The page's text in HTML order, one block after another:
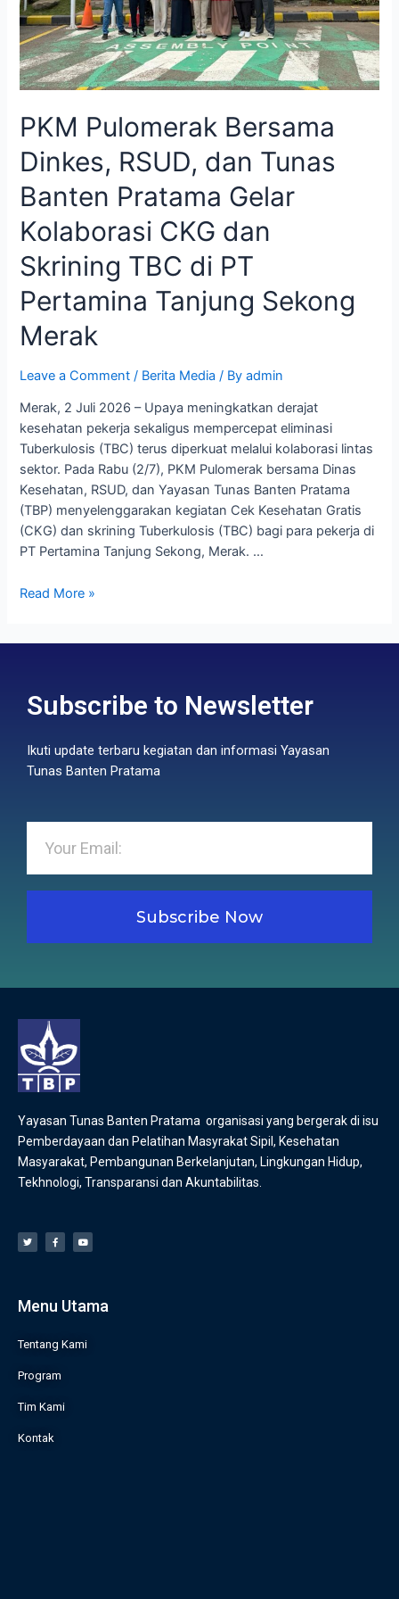
PKM Pulomerak Bersama
Dinkes, RSUD, dan Tunas
Banten Pratama Gelar
Kolaborasi CKG dan
Skrining TBC di PT
Pertamina Tanjung Sekong
Merak
Leave a Comment / Berita Media / Byadmin
Merak, 2 Juli 2026 – Upaya meningkatkan derajat
kesehatan pekerja sekaligus mempercepat eliminasi
Tuberkulosis (TBC) terus diperkuat melalui kolaborasi lintas
sektor. Pada Rabu (2/7), PKM Pulomerak bersama Dinas
Kesehatan, RSUD, dan Yayasan Tunas Banten Pratama
(TBP) menyelenggarakan kegiatan Cek Kesehatan Gratis
(CKG) dan skrining Tuberkulosis (TBC) bagi para pekerja di
PT Pertamina Tanjung Sekong, Merak. …
Read More »
Subscribe to Newsletter
Ikuti update terbaru kegiatan dan informasi Yayasan
Tunas Banten Pratama
Subscribe Now
Yayasan Tunas Banten Pratama organisasi yang bergerak di isu
Pemberdayaan dan Pelatihan Masyrakat Sipil, Kesehatan
Masyarakat, Pembangunan Berkelanjutan, Lingkungan Hidup,
Tekhnologi, Transparansi dan Akuntabilitas.
Menu Utama
Tentang Kami
Program
Tim Kami
Kontak